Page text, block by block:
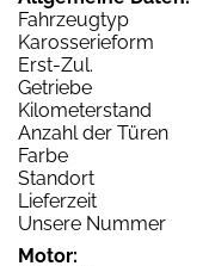
Fahrzeugtyp
Karosserieform
Erst-Zul.
Getriebe
Kilometerstand
Anzahl der Türen
Farbe
Standort
Lieferzeit
Unsere Nummer
Motor: